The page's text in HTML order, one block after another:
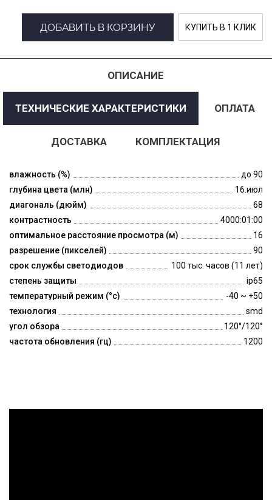
ДОБАВИТЬ В КОРЗИНУ КУПИТЬ В 1 КЛИК
ОПИСАНИЕ
ТЕХНИЧЕСКИЕ ХАРАКТЕРИСТИКИ ОПЛАТА
ДОСТАВКА КОМПЛЕКТАЦИЯ
влажность (%)
до 90
глубина цвета (млн)
16.июл
диагональ (дюйм)
68
контрастность
4000:01:00
оптимальное расстояние просмотра (м)
16
разрешение (пикселей)
90
срок службы светодиодов
100 тыс. часов (11 лет)
степень защиты
ip65
температурный режим (°c)
-40 ~ +50
технология
smd
угол обзора
120°/120°
частота обновления (гц)
1200